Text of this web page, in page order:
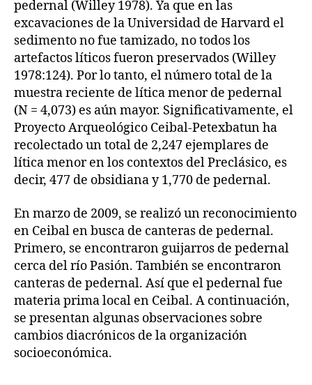
pedernal (Willey 1978). Ya que en las
excavaciones de la Universidad de Harvard el
sedimento no fue tamizado, no todos los
artefactos líticos fueron preservados (Willey
1978:124). Por lo tanto, el número total de la
muestra reciente de lítica menor de pedernal
(N = 4,073) es aún mayor. Significativamente, el
Proyecto Arqueológico Ceibal-Petexbatun ha
recolectado un total de 2,247 ejemplares de
lítica menor en los contextos del Preclásico, es
decir, 477 de obsidiana y 1,770 de pedernal.
En marzo de 2009, se realizó un reconocimiento
en Ceibal en busca de canteras de pedernal.
Primero, se encontraron guijarros de pedernal
cerca del río Pasión. También se encontraron
canteras de pedernal. Así que el pedernal fue
materia prima local en Ceibal. A continuación,
se presentan algunas observaciones sobre
cambios diacrónicos de la organización
socioeconómica.